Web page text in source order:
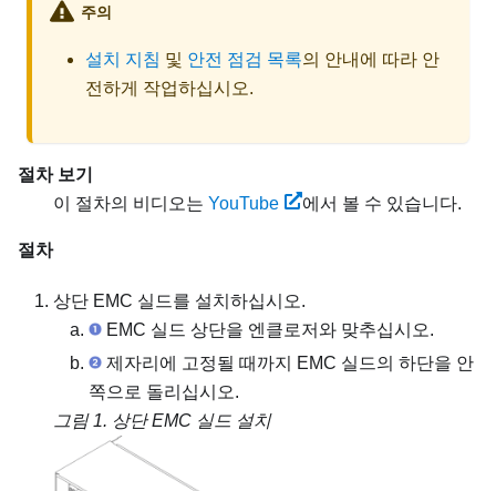
주의
설치 지침 및 안전 점검 목록의 안내에 따라 안
전하게 작업하십시오.
절차 보기
이 절차의 비디오는 YouTube 에서 볼 수 있습니다.
절차
상단 EMC 실드를 설치하십시오.
EMC 실드 상단을 엔클로저와 맞추십시오.
제자리에 고정될 때까지 EMC 실드의 하단을 안
쪽으로 돌리십시오.
그림 1. 상단 EMC 실드 설치